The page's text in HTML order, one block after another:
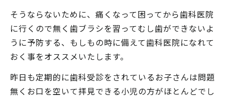
そうならないために、痛くなって困ってから歯科医院
に行くので無く歯ブラシを習ってむし歯ができないよ
うに予防する、もしもの時に備えて歯科医院になれて
おく事をオススメいたします。
昨日も定期的に歯科受診をされているお子さんは問題
無くお口を空いて拝見できる小児の方がほとんどでし